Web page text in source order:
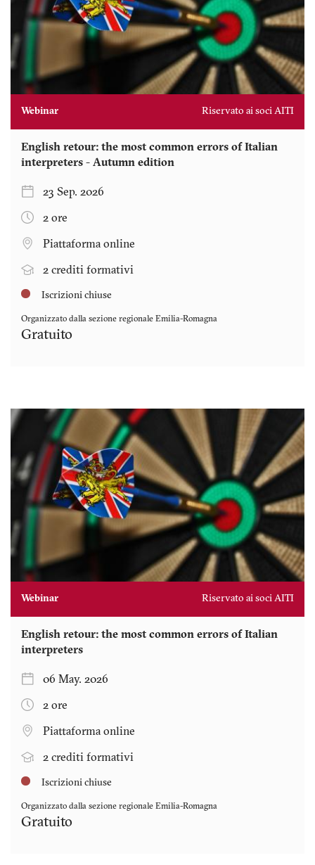
Webinar Riservato ai soci AITI
English retour: the most common errors of Italian
interpreters - Autumn edition
23 Sep. 2026
2 ore
Piattaforma online
2 crediti formativi
Iscrizioni chiuse
Organizzato dalla sezione regionale Emilia-Romagna
Gratuito
Webinar Riservato ai soci AITI
English retour: the most common errors of Italian
interpreters
06 May. 2026
2 ore
Piattaforma online
2 crediti formativi
Iscrizioni chiuse
Organizzato dalla sezione regionale Emilia-Romagna
Gratuito